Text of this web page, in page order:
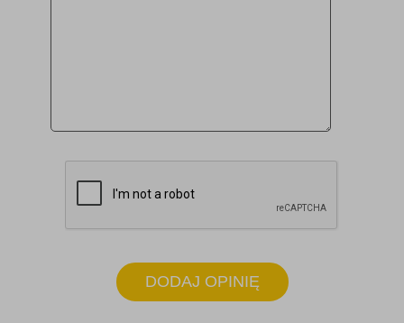
DODAJ OPINIĘ